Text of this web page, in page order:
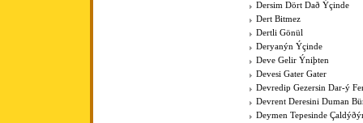
Dersim Dört Dað Ýçinde
Dert Bitmez
Dertli Gönül
Deryanýn Ýçinde
Deve Gelir Ýniþten
Devesi Gater Gater
Devredip Gezersin Dar-ý
Devrent Deresini Duman
Deymen Tepesinde